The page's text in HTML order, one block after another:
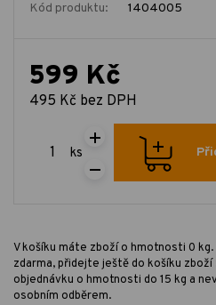
Kód produktu: 1404005
599 Kč
495 Kč bez DPH
ks
V košíku máte zboží o hmotnosti 0
zdarma, přidejte ještě do košíku zboží
objednávku o hmotnosti do 15 kg a
osobním odběrem.